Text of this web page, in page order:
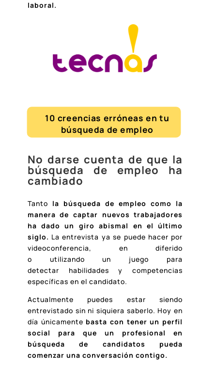
laboral.
10 creencias erróneas en tu
búsqueda de empleo
No darse cuenta de que la
búsqueda de empleo ha
cambiado
Tanto la búsqueda de empleo como la
manera de captar nuevos trabajadores
ha dado un giro abismal en el último
siglo. La entrevista ya se puede hacer por
videoconferencia, en diferido
o utilizando un juego para
detectar habilidades y competencias
específicas en el candidato.
Actualmente puedes estar siendo
entrevistado sin ni siquiera saberlo. Hoy en
día únicamente basta con tener un perfil
social para que un profesional en
búsqueda de candidatos pueda
comenzar una conversación contigo.